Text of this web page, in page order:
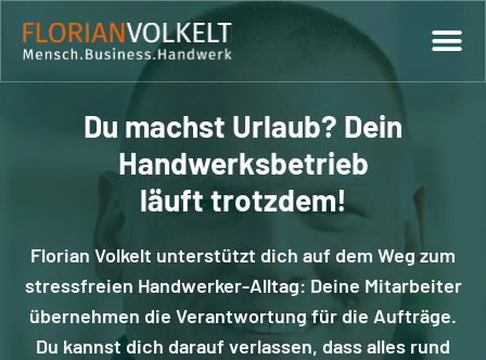
Du machst Urlaub? Dein
Handwerksbetrieb
läuft trotzdem!
Florian Volkelt unterstützt dich auf dem Weg zum
stressfreien Handwerker-Alltag: Deine Mitarbeiter
übernehmen die Verantwortung für die Aufträge.
Du kannst dich darauf verlassen, dass alles rund